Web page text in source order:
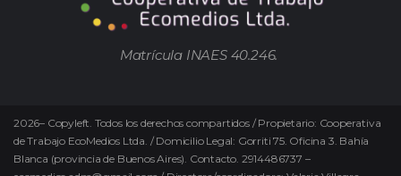
Matrícula INAES 40.246.
2026– Copyleft. Todos los derechos compartidos / Propietario: Cooperativa
de Trabajo EcoMedios Ltda. / Domicilio Legal: Gorriti 75. Oficina 3. Bahía
Blanca (provincia de Buenos Aires). Contacto. 2914486737 –